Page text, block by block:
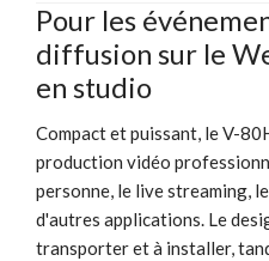
Pour les
diffusion sur le
en studio
Compact et puissant, le V-
production vidéo
personne, le live streaming,
d'autres applications. Le
transporter et à installer,